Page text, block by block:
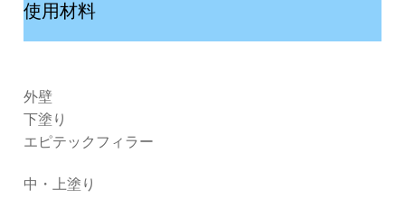
使用材料
外壁
下塗り
エピテックフィラー
中・上塗り